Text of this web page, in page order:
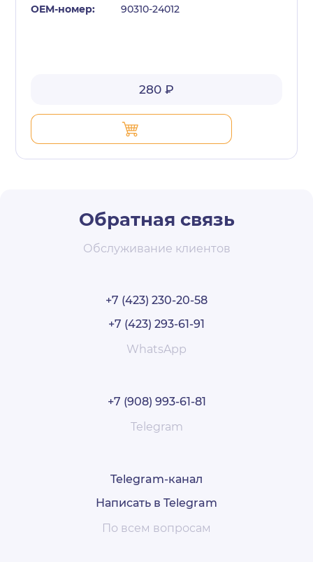
90310-24012
280 ₽
Обратная связь
Обслуживание клиентов
+7 (423) 230-20-58
+7 (423) 293-61-91
WhatsApp
+7 (908) 993-61-81
Telegram
Telegram-канал
Написать в Telegram
По всем вопросам